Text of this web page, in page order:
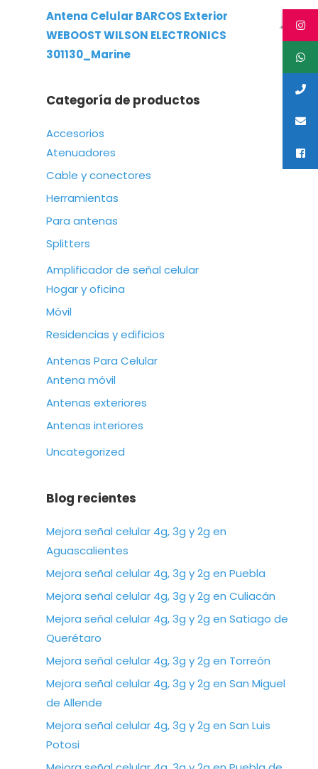
Antena Celular BARCOS Exterior
WEBOOST WILSON ELECTRONICS
301130_Marine
Categoría de productos
Accesorios
Atenuadores
Cable y conectores
Herramientas
Para antenas
Splitters
Amplificador de señal celular
Hogar y oficina
Móvil
Residencias y edificios
Antenas Para Celular
Antena móvil
Antenas exteriores
Antenas interiores
Uncategorized
Blog recientes
Mejora señal celular 4g, 3g y 2g en
Aguascalientes
Mejora señal celular 4g, 3g y 2g en Puebla
Mejora señal celular 4g, 3g y 2g en Culiacán
Mejora señal celular 4g, 3g y 2g en Satiago de
Querétaro
Mejora señal celular 4g, 3g y 2g en Torreón
Mejora señal celular 4g, 3g y 2g en San Miguel
de Allende
Mejora señal celular 4g, 3g y 2g en San Luis
Potosi